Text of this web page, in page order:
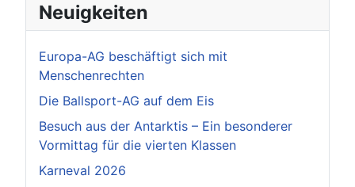
Neuigkeiten
Europa-AG beschäftigt sich mit
Menschenrechten
Die Ballsport-AG auf dem Eis
Besuch aus der Antarktis – Ein besonderer
Vormittag für die vierten Klassen
Karneval 2026